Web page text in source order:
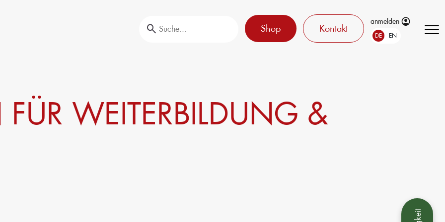
Shop Kontakt
anmelden
DE EN
Unser Portfolio
Firmenschulungen
WEITERBILDUNG &